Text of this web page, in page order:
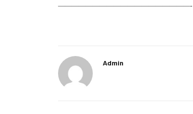
———————————————————-
Admin